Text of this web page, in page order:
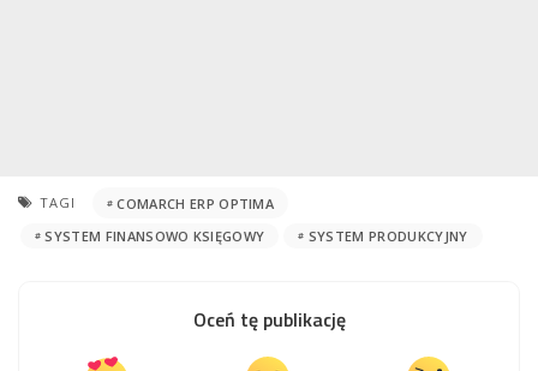
TAGI
COMARCH ERP OPTIMA
SYSTEM FINANSOWO KSIĘGOWY
SYSTEM PRODUKCYJNY
Oceń tę publikację